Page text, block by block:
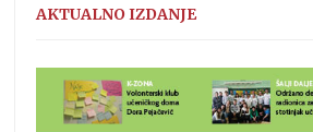
AKTUALNO IZDANJE